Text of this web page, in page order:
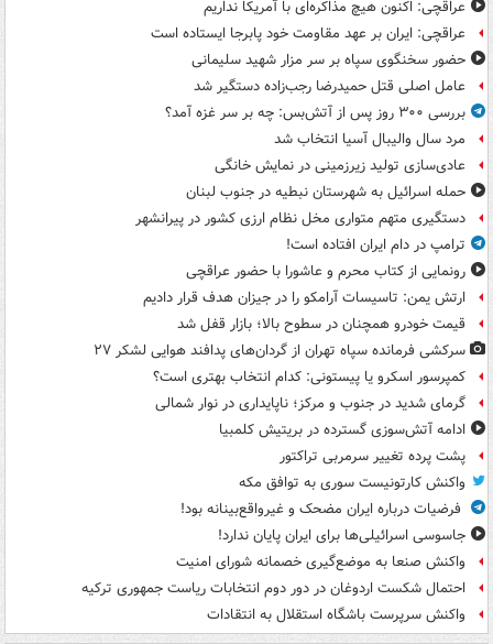
عراقچی: اکنون هیچ مذاکره‌ای با آمریکا نداریم
عراقچی: ایران بر عهد مقاومت خود پابرجا ایستاده است
حضور سخنگوی سپاه بر سر مزار شهید سلیمانی
عامل اصلی قتل حمیدرضا رجب‌زاده دستگیر شد
بررسی ۳۰۰ روز پس از آتش‌بس: چه بر سر غزه آمد؟
مرد سال والیبال آسیا انتخاب شد
عادی‌سازی تولید زیرزمینی در نمایش خانگی
حمله اسرائیل به شهرستان نبطیه در جنوب لبنان
دستگیری متهم متواری مخل نظام ارزی کشور در پیرانشهر
ترامپ در دام ایران افتاده است!
رونمایی از کتاب محرم و عاشورا با حضور عراقچی
ارتش یمن: تاسیسات آرامکو را در جیزان هدف قرار دادیم
قیمت خودرو همچنان در سطوح بالا؛ بازار قفل شد
سرکشی فرمانده سپاه تهران از گردان‌های پدافند هوایی لشکر ۲۷
کمپرسور اسکرو یا پیستونی: کدام انتخاب بهتری است؟
گرمای شدید در جنوب و مرکز؛ ناپایداری در نوار شمالی
ادامه آتش‌سوزی گسترده در بریتیش کلمبیا
پشت پرده تغییر سرمربی تراکتور
واکنش کارتونیست سوری به توافق مکه
فرضیات درباره ایران مضحک و غیرواقع‌بینانه بود!
جاسوسی اسرائیلی‌ها برای ایران پایان ندارد!
واکنش صنعا به موضع‌گیری خصمانه شورای امنیت
احتمال شکست اردوغان در دور دوم انتخابات ریاست جمهوری ترکیه
واکنش سرپرست باشگاه استقلال به انتقادات